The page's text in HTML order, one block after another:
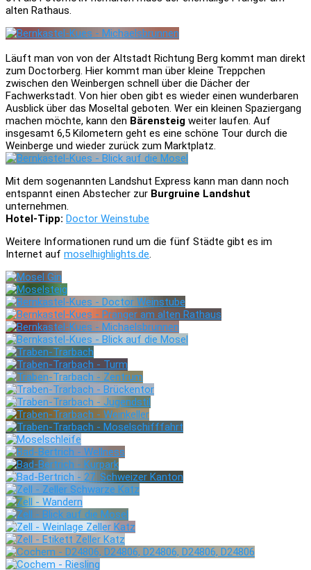
alten Rathaus.
Läuft man von von der Altstadt Richtung Berg kommt man direkt
zum Doctorberg. Hier kommt man über kleine Treppchen
zwischen den Weinbergen schnell über die Dächer der
Fachwerkstadt. Von hier oben gibt es wieder einen wunderbaren
Ausblick über das Moseltal geboten. Wer ein kleinen Spaziergang
machen möchte, kann den Bärensteig weiter laufen. Auf
insgesamt 6,5 Kilometern geht es eine schöne Tour durch die
Weinberge und wieder zurück zum Marktplatz.
Mit dem sogenannten Landshut Express kann man dann noch
entspannt einen Abstecher zur Burgruine Landshut
unternehmen.
Hotel-Tipp: Doctor Weinstube
Weitere Informationen rund um die fünf Städte gibt es im
Internet auf moselhighlights.de.